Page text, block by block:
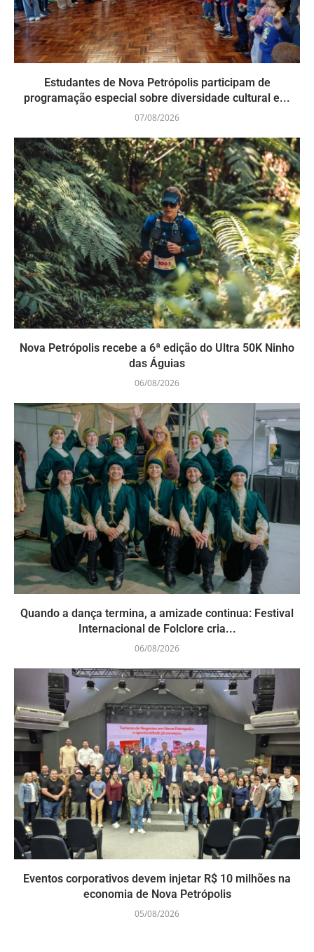
Estudantes de Nova Petrópolis participam de
programação especial sobre diversidade cultural e...
07/08/2026
Nova Petrópolis recebe a 6ª edição do Ultra 50K Ninho
das Águias
06/08/2026
Quando a dança termina, a amizade continua: Festival
Internacional de Folclore cria...
06/08/2026
Eventos corporativos devem injetar R$ 10 milhões na
economia de Nova Petrópolis
05/08/2026